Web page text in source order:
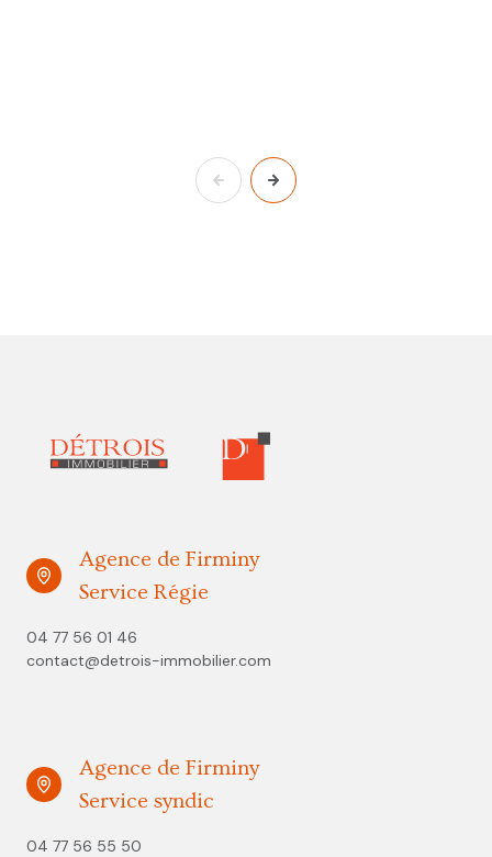
Agence de Firminy
Service Régie
04 77 56 01 46
contact@detrois-immobilier.com
Agence de Firminy
Service syndic
04 77 56 55 50